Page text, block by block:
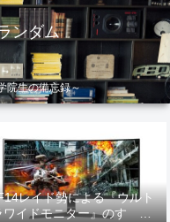
ンダム
院生の備忘録～
レイド勢による『ウルト
ワイドモニター』のすゝめ